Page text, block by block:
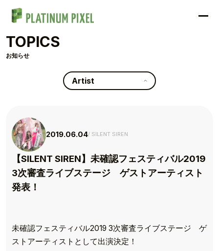
TOPICS
お知らせ
Artist
2019.06.04 SILENT SIREN
【SILENT SIREN】未確認フェスティバル2019
3次審査ライブステージ ゲストアーティスト
発表！
未確認フェスティバル2019 3次審査ライブステージ ゲ
ストアーティストとして出演決定！